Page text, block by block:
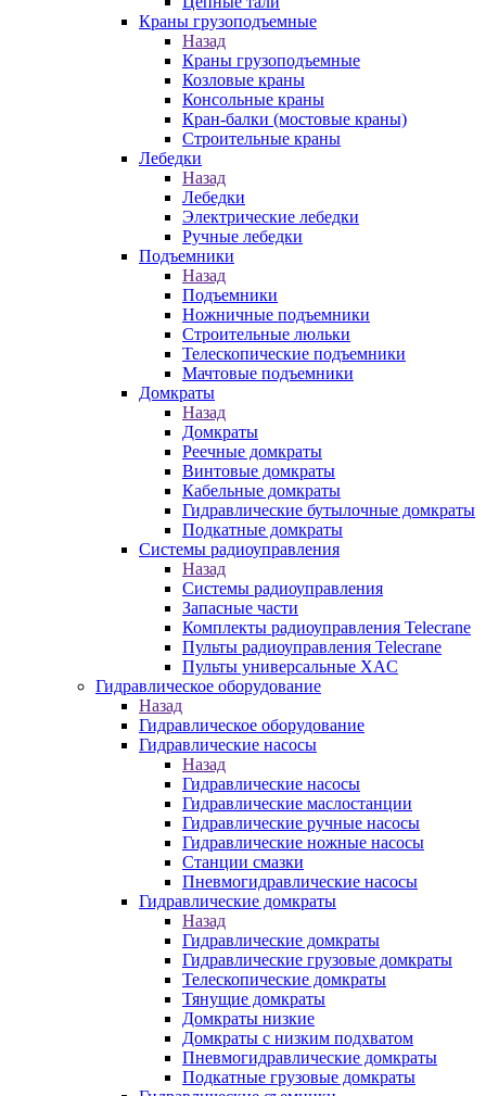
Краны грузоподъемные
Назад
Краны грузоподъемные
Козловые краны
Консольные краны
Кран-балки (мостовые краны)
Строительные краны
Лебедки
Назад
Лебедки
Электрические лебедки
Ручные лебедки
Подъемники
Назад
Подъемники
Ножничные подъемники
Строительные люльки
Телескопические подъемники
Мачтовые подъемники
Домкраты
Назад
Домкраты
Реечные домкраты
Винтовые домкраты
Кабельные домкраты
Гидравлические бутылочные домкраты
Подкатные домкраты
Системы радиоуправления
Назад
Системы радиоуправления
Запасные части
Комплекты радиоуправления Telecrane
Пульты радиоуправления Telecrane
Пульты универсальные XAC
Гидравлическое оборудование
Назад
Гидравлическое оборудование
Гидравлические насосы
Назад
Гидравлические насосы
Гидравлические маслостанции
Гидравлические ручные насосы
Гидравлические ножные насосы
Станции смазки
Пневмогидравлические насосы
Гидравлические домкраты
Назад
Гидравлические домкраты
Гидравлические грузовые домкраты
Телескопические домкраты
Тянущие домкраты
Домкраты низкие
Домкраты с низким подхватом
Пневмогидравлические домкраты
Подкатные грузовые домкраты